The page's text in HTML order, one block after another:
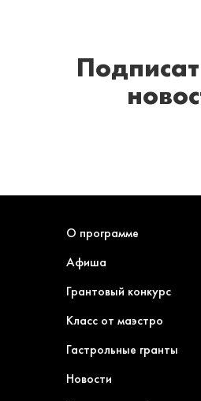
О программе
Афиша
Грантовый конкурс
Класс от маэстро
Гастрольные гранты
Новости